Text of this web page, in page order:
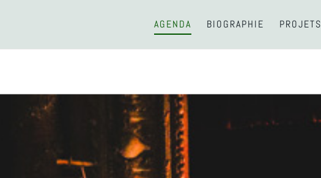
AGENDA BIOGRAPHIE PROJETS